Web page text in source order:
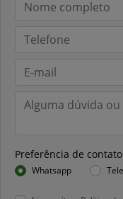
Preferência de
Whatsapp